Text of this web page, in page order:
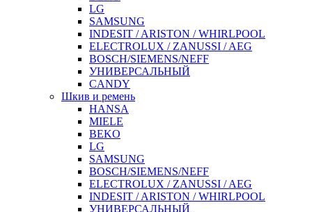
LG
SAMSUNG
INDESIT / ARISTON / WHIRLPOOL
ELECTROLUX / ZANUSSI / AEG
BOSCH/SIEMENS/NEFF
УНИВЕРСАЛЬНЫЙ
CANDY
Шкив и ремень
HANSA
MIELE
BEKO
LG
SAMSUNG
BOSCH/SIEMENS/NEFF
ELECTROLUX / ZANUSSI / AEG
INDESIT / ARISTON / WHIRLPOOL
УНИВЕРСАЛЬНЫЙ